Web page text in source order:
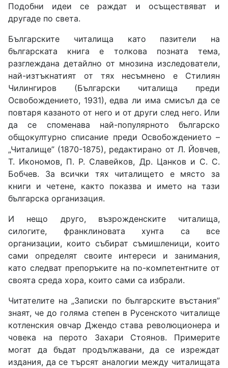
Подобни идеи се раждат и осъществяват и
другаде по света.
Българските читалища като пазители на
българската книга е толкова позната тема,
разглеждана детайлно от мнозина изследователи,
най-изтъкнатият от тях несъмнено е Стилиян
Чилингиров (Български читалища преди
Освобождението, 1931), едва ли има смисъл да се
повтаря казаното от него и от други след него. Или
да се споменава най-популярното българско
общокултурно списание преди Освобождението –
„Читалище” (1870-1875), редактирано от Л. Йовчев,
Т. Икономов, П. Р. Славейков, Др. Цанков и С. С.
Бобчев. За всички тях читалището е място за
книги и четене, както показва и името на тази
българска организация.
И нещо друго, възрожденските читалища,
силогите, франклиновата хунта са все
организации, които събират съмишленици, които
сами определят своите интереси и занимания,
като следват препоръките на по-компетентните от
своята среда хора, които сами са избрали.
Читателите на „Записки по българските въстания”
знаят, че до голяма степен в Русенското читалище
котленския овчар Джендо става революционера и
човека на перото Захари Стоянов. Примерите
могат да бъдат продължавани, да се изреждат
издания, да се търсят аналогии между читалищата